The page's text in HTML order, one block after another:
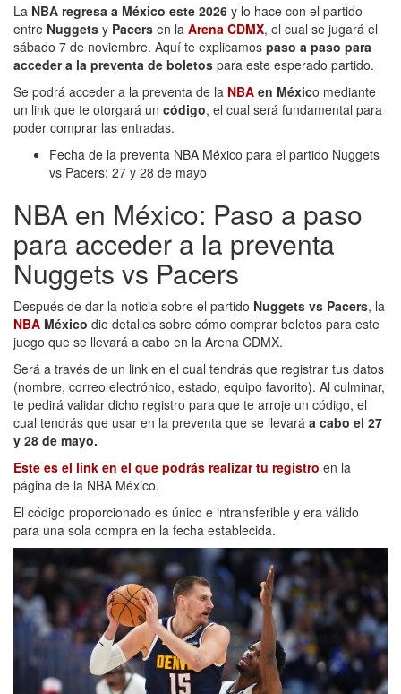
La NBA regresa a México este 2026 y lo hace con el partido
entre Nuggets y Pacers en la Arena CDMX, el cual se jugará el
sábado 7 de noviembre. Aquí te explicamos paso a paso para
acceder a la preventa de boletos para este esperado partido.
Se podrá acceder a la preventa de la NBA en México mediante
un link que te otorgará un código, el cual será fundamental para
poder comprar las entradas.
Fecha de la preventa NBA México para el partido Nuggets
vs Pacers: 27 y 28 de mayo
NBA en México: Paso a paso
para acceder a la preventa
Nuggets vs Pacers
Después de dar la noticia sobre el partido Nuggets vs Pacers, la
NBA México dio detalles sobre cómo comprar boletos para este
juego que se llevará a cabo en la Arena CDMX.
Será a través de un link en el cual tendrás que registrar tus datos
(nombre, correo electrónico, estado, equipo favorito). Al culminar,
te pedirá validar dicho registro para que te arroje un código, el
cual tendrás que usar en la preventa que se llevará a cabo el 27
y 28 de mayo.
Este es el link en el que podrás realizar tu registro en la
página de la NBA México.
El código proporcionado es único e intransferible y era válido
para una sola compra en la fecha establecida.